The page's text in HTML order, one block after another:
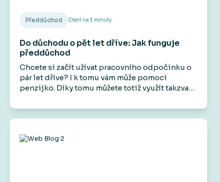
Předdůchod Čtení na 3 minuty
Do důchodu o pět let dříve: Jak funguje
předdůchod
Chcete si začít užívat pracovního odpočinku o
pár let dříve? I k tomu vám může pomoci
penzijko. Díky tomu můžete totiž využít takzvaný
důchodu vám umožní přestat pracovat před
dosažením důchodového věku, aniž by došlo k
Má to však svá pravidla a podmínky.